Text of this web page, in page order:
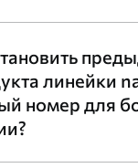
линейки
номер для